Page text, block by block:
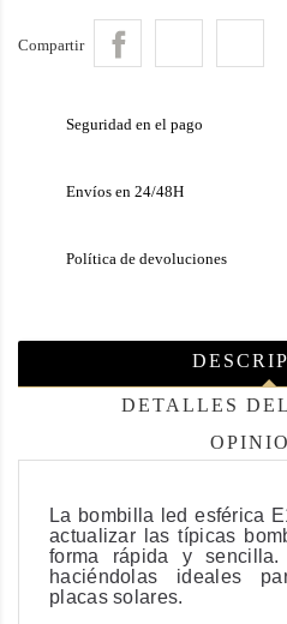
Compartir
Seguridad en el pago
Envíos en 24/48H
Política de devoluciones
DETALLES
La bombilla led esférica
actualizar las típicas
forma rápida y sencilla.
haciéndolas ideales
placas solares.